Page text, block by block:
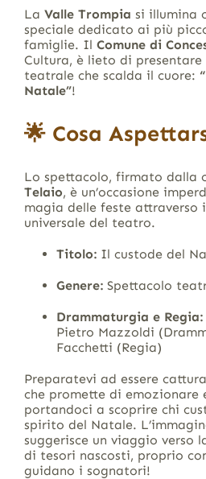
La Valle Trompia si illumina
speciale dedicato ai più
famiglie. Il Comune di
Cultura, è lieto di presentare
teatrale che scalda il cuore:
Natale”!
🌟 Cosa
Lo spettacolo, firmato dalla
Telaio, è un’occasione
magia delle feste attraverso
universale del teatro.
Titolo:Il custode del
Genere:Spettacolo
Drammaturgia e Regia:
Pietro Mazzoldi
Facchetti (Regia)
Preparatevi ad essere
che promette di emozionare
portandoci a scoprire chi
spirito del Natale.
suggerisce un viaggio verso
di tesori nascosti, proprio
guidano i sognatori!